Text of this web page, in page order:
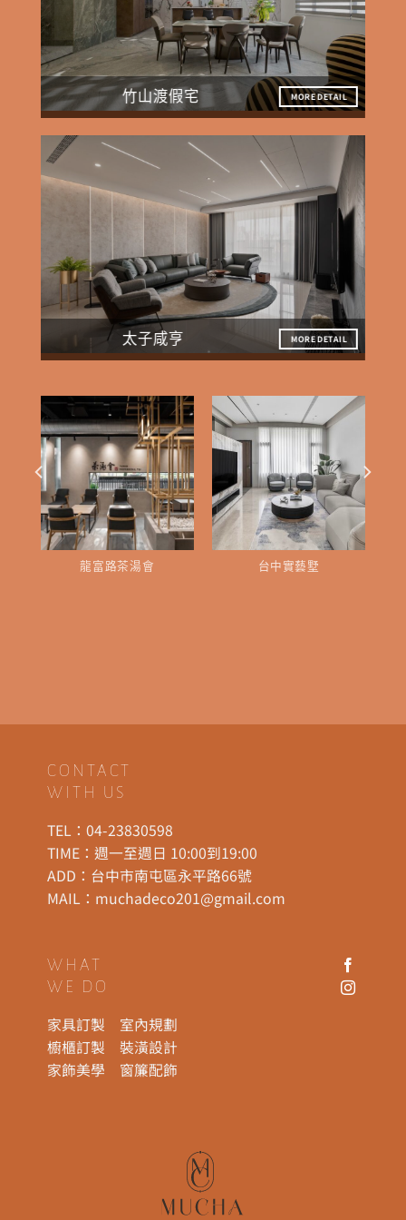
竹山渡假宅 MORE DETAIL
太子咸亨 MORE DETAIL
龍富路茶湯會 台中實藝墅
CONTACT
WITH US
TEL：04-23830598
TIME：週一至週日 10:00到19:00
ADD： 台中市南屯區永平路66號
MAIL： muchadeco201@gmail.com
WHAT
WE DO
家具訂製
室內規劃
櫥櫃訂製
裝潢設計
家飾美學
窗簾配飾